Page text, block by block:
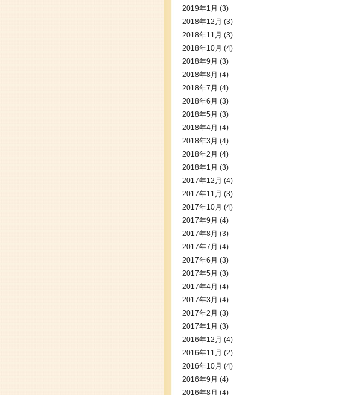
2019年1月 (3)
2018年12月 (3)
2018年11月 (3)
2018年10月 (4)
2018年9月 (3)
2018年8月 (4)
2018年7月 (4)
2018年6月 (3)
2018年5月 (3)
2018年4月 (4)
2018年3月 (4)
2018年2月 (4)
2018年1月 (3)
2017年12月 (4)
2017年11月 (3)
2017年10月 (4)
2017年9月 (4)
2017年8月 (3)
2017年7月 (4)
2017年6月 (3)
2017年5月 (3)
2017年4月 (4)
2017年3月 (4)
2017年2月 (3)
2017年1月 (3)
2016年12月 (4)
2016年11月 (2)
2016年10月 (4)
2016年9月 (4)
2016年8月 (4)